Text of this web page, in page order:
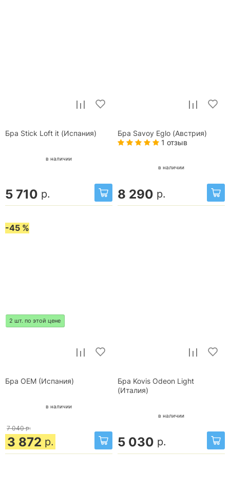
Бра Stick Loft it (Испания)
в наличии
5 710 р.
Бра Savoy Eglo (Австрия)
1 отзыв
в наличии
8 290 р.
-45 %
2 шт. по этой цене
Бра OEM (Испания)
в наличии
7 040 р.
3 872 р.
Бра Kovis Odeon Light
(Италия)
в наличии
5 030 р.